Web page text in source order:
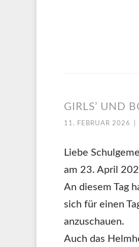
GIRLS’ UND
11. FEBRUAR 2026
Liebe
am 23. April
An diesem Tag
sich für einen
anzuschauen.
Auch das